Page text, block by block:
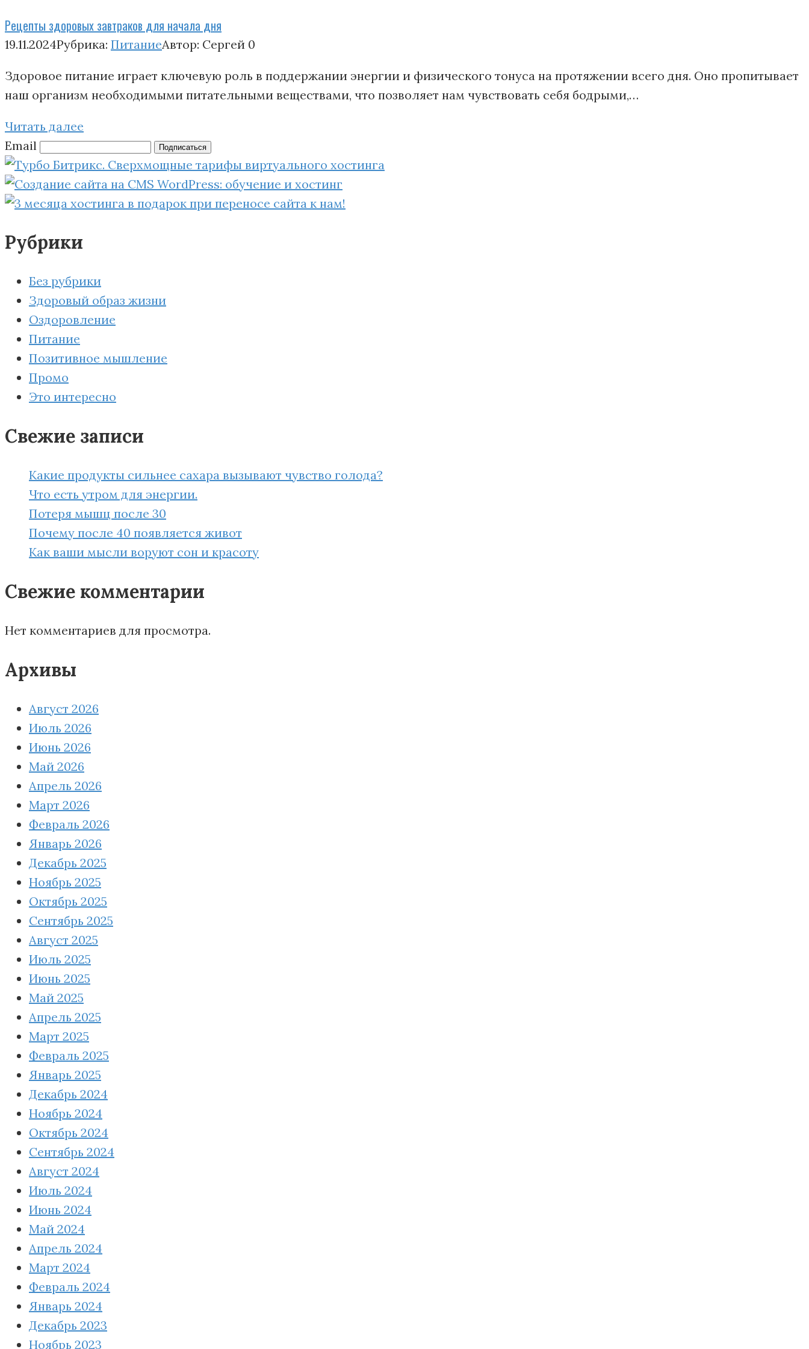
Рецепты здоровых завтраков для начала дня
19.11.2024Рубрика: ПитаниеАвтор: Сергей 0
Здоровое питание играет ключевую роль в поддержании энергии и физического тонуса на протяжении всего дня. Оно пропитывает
наш организм необходимыми питательными веществами, что позволяет нам чувствовать себя бодрыми,…
Читать далее
Email
Подписаться
Рубрики
Без рубрики
Здоровый образ жизни
Оздоровление
Питание
Позитивное мышление
Промо
Это интересно
Свежие записи
Какие продукты сильнее сахара вызывают чувство голода?
Что есть утром для энергии.
Потеря мышц после 30
Почему после 40 появляется живот
Как ваши мысли воруют сон и красоту
Свежие комментарии
Нет комментариев для просмотра.
Архивы
Август 2026
Июль 2026
Июнь 2026
Май 2026
Апрель 2026
Март 2026
Февраль 2026
Январь 2026
Декабрь 2025
Ноябрь 2025
Октябрь 2025
Сентябрь 2025
Август 2025
Июль 2025
Июнь 2025
Май 2025
Апрель 2025
Март 2025
Февраль 2025
Январь 2025
Декабрь 2024
Ноябрь 2024
Октябрь 2024
Сентябрь 2024
Август 2024
Июль 2024
Июнь 2024
Май 2024
Апрель 2024
Март 2024
Февраль 2024
Январь 2024
Декабрь 2023
Ноябрь 2023